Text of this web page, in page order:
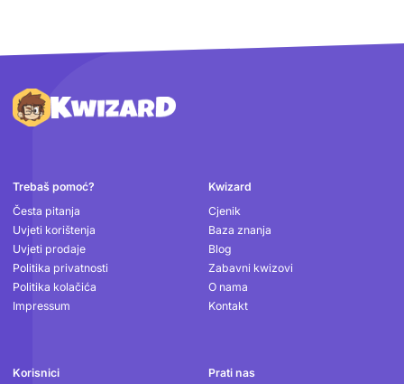
Podnožje
Trebaš pomoć?
Česta pitanja
Uvjeti korištenja
Uvjeti prodaje
Politika privatnosti
Politika kolačića
Impressum
Kwizard
Cjenik
Baza znanja
Blog
Zabavni kwizovi
O nama
Kontakt
Korisnici Prati nas